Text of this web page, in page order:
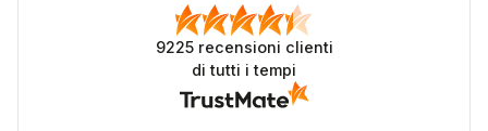
9225recensioni clienti
di tutti i tempi